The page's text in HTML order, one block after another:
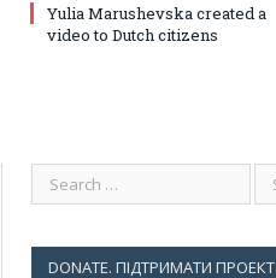
Yulia Marushevska created a
video to Dutch citizens
DONATE. ПІДТРИМАТИ ПРОЕКТ